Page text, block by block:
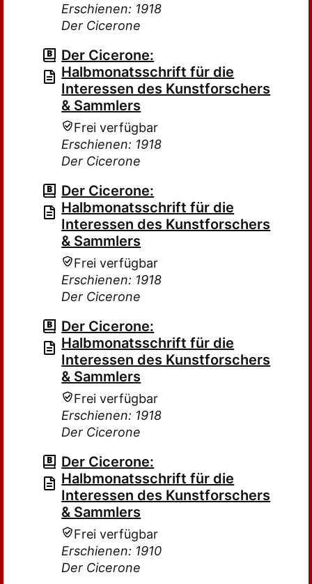
Erschienen: 1918
Der Cicerone
Der Cicerone:
Halbmonatsschrift für die
Interessen des Kunstforschers
& Sammlers
Frei verfügbar
Erschienen: 1918
Der Cicerone
Der Cicerone:
Halbmonatsschrift für die
Interessen des Kunstforschers
& Sammlers
Frei verfügbar
Erschienen: 1918
Der Cicerone
Der Cicerone:
Halbmonatsschrift für die
Interessen des Kunstforschers
& Sammlers
Frei verfügbar
Erschienen: 1918
Der Cicerone
Der Cicerone:
Halbmonatsschrift für die
Interessen des Kunstforschers
& Sammlers
Frei verfügbar
Erschienen: 1910
Der Cicerone